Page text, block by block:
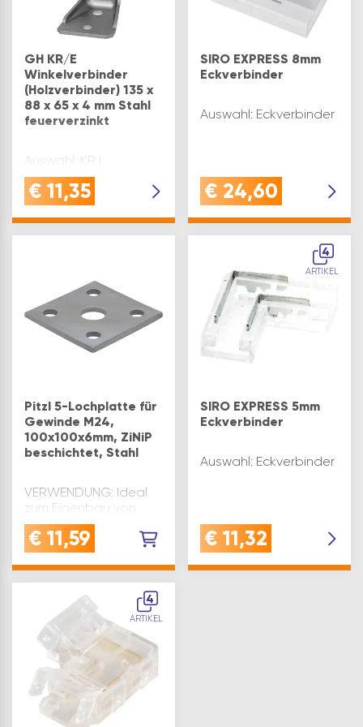
GH KR/E
Winkelverbinder
(Holzverbinder) 135 x
88 x 65 x 4 mm Stahl
feuerverzinkt
Auswahl: KR |
135x88x65x4 mm
€ 11,35
SIRO EXPRESS 8mm
Eckverbinder
Auswahl: Eckverbinder
€ 24,60
Pitzl 5-Lochplatte für
Gewinde M24,
100x100x6mm, ZiNiP
beschichtet, Stahl
VERWENDUNG: Ideal
zum Eigenbau von
Pfostenträgern,
geeignet für Montage
mit einbetonierten
Gewindestangen
M24QUALITÄT:
Gefertigt aus
robustem Stahl mit
ZiNiP-Beschichtung für
optimalen
Korrosionssc…
€ 11,59
4
ARTIKEL
SIRO EXPRESS 5mm
Eckverbinder
Auswahl: Eckverbinder
€ 11,32
4
ARTIKEL